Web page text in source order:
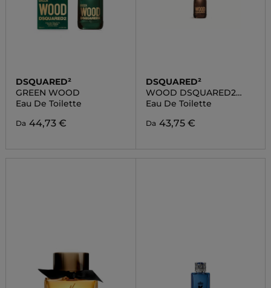
DSQUARED²
GREEN WOOD
Eau De Toilette
Da 44,73 €
DSQUARED²
WOOD DSQUARED2
HOMME
Eau De Toilette
Da 43,75 €